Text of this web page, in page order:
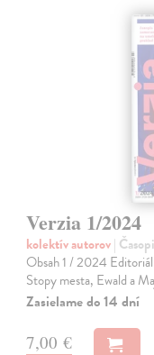
Verzia 1/2024
kolektív autorov|
Obsah 1 / 2024
Stopy mesta, Ewald a
Zasielame do 14 dní
7,00 €